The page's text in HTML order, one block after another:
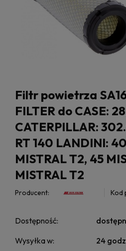
Filtr powietrza
FILTER do CASE:
CATERPILLAR:
RT 140 LANDINI:
MISTRAL T2, 45
MISTRAL T2
Producent: Kod
Dostępność:
Wysyłka w:
24